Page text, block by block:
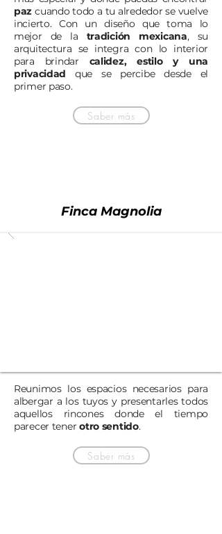
paz cuando todo a tu alrededor se vuelve
incierto. Con un diseño que toma lo
mejor de la tradición mexicana, su
arquitectura se integra con lo interior
para brindar calidez, estilo y una
privacidad que se percibe desde el
primer paso.
Saber más
Finca Magnolia
Reunimos los espacios necesarios para
albergar a los tuyos y presentarles todos
aquellos rincones donde el tiempo
parecer tenerotro sentido.
Saber más